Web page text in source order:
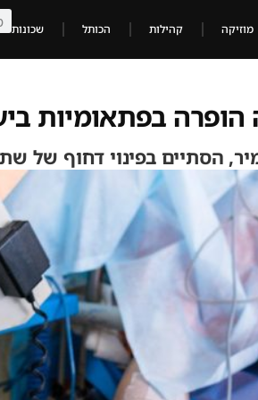
מוזיקה קהילות הכותל שכונות
בפתאומיות ביער
הסתיים בפינוי דחוף של